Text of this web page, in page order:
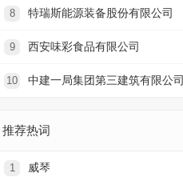
8 特瑞斯能源装备股份有限公司
9 西安味彩食品有限公司
10 中建一局集团第三建筑有限公司
推荐热词
1 威琴